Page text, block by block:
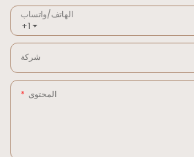
+1
الهاتف/واتساب
شركة
المحتوى